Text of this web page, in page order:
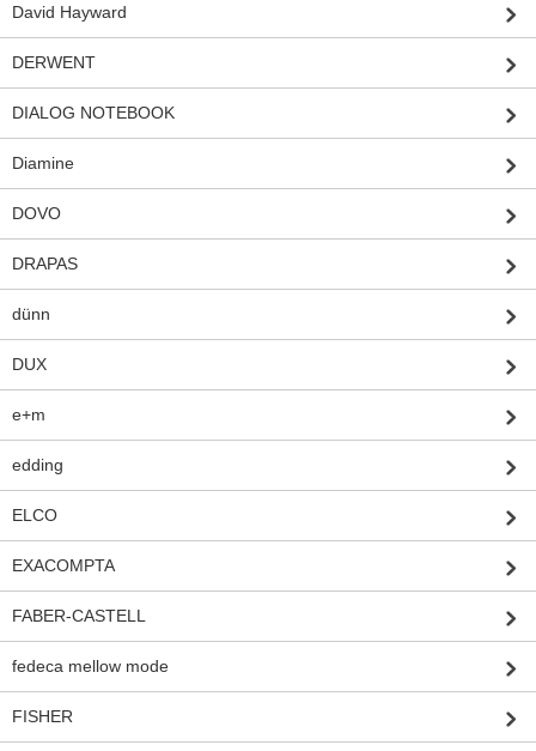
David Hayward
DERWENT
DIALOG NOTEBOOK
Diamine
DOVO
DRAPAS
dünn
DUX
e+m
edding
ELCO
EXACOMPTA
FABER-CASTELL
fedeca mellow mode
FISHER